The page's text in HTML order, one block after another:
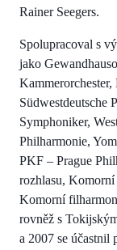
Rainer Seegers.
Spolupracoval s
jako
Südwestdeutsche
Symphoniker,
Philharmonie,
PKF – Prague
rozhlasu,
Komorní
rovněž s
a 2007 se účastnil